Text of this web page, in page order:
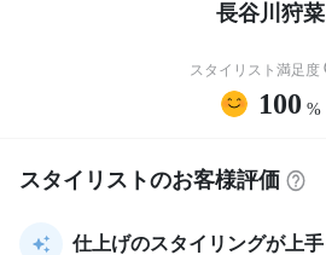
長谷川狩菜
スタイリスト満足度
100 %
スタイリストのお客様評価
仕上げのスタイリングが上手